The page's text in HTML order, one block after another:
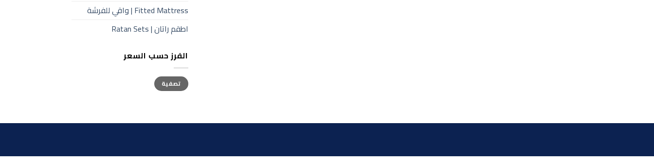
Fitted Mattress | واقي للفرشة
اطقم راتان | Ratan Sets
الفرز حسب السعر
أدنى
سعر
أعلى
سعرتصفية